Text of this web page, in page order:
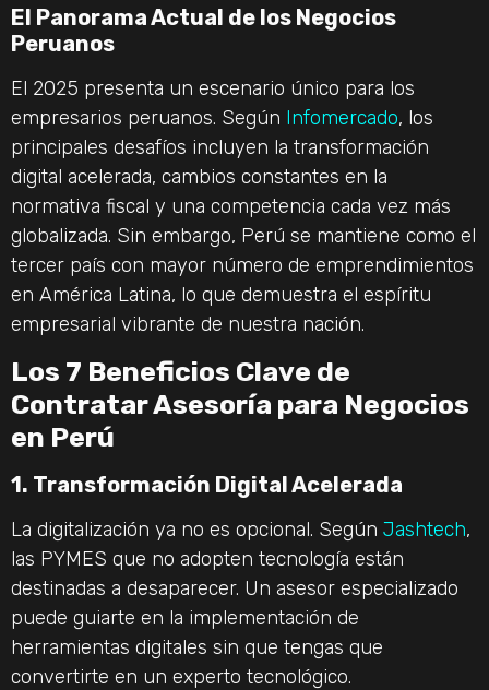
El Panorama Actual de los Negocios
Peruanos
El 2025 presenta un escenario único para los
empresarios peruanos. Según Infomercado, los
principales desafíos incluyen la transformación
digital acelerada, cambios constantes en la
normativa fiscal y una competencia cada vez más
globalizada. Sin embargo, Perú se mantiene como el
tercer país con mayor número de emprendimientos
en América Latina, lo que demuestra el espíritu
empresarial vibrante de nuestra nación.
Los 7 Beneficios Clave de
Contratar Asesoría para Negocios
en Perú
1. Transformación Digital Acelerada
La digitalización ya no es opcional. Según Jashtech,
las PYMES que no adopten tecnología están
destinadas a desaparecer. Un asesor especializado
puede guiarte en la implementación de
herramientas digitales sin que tengas que
convertirte en un experto tecnológico.